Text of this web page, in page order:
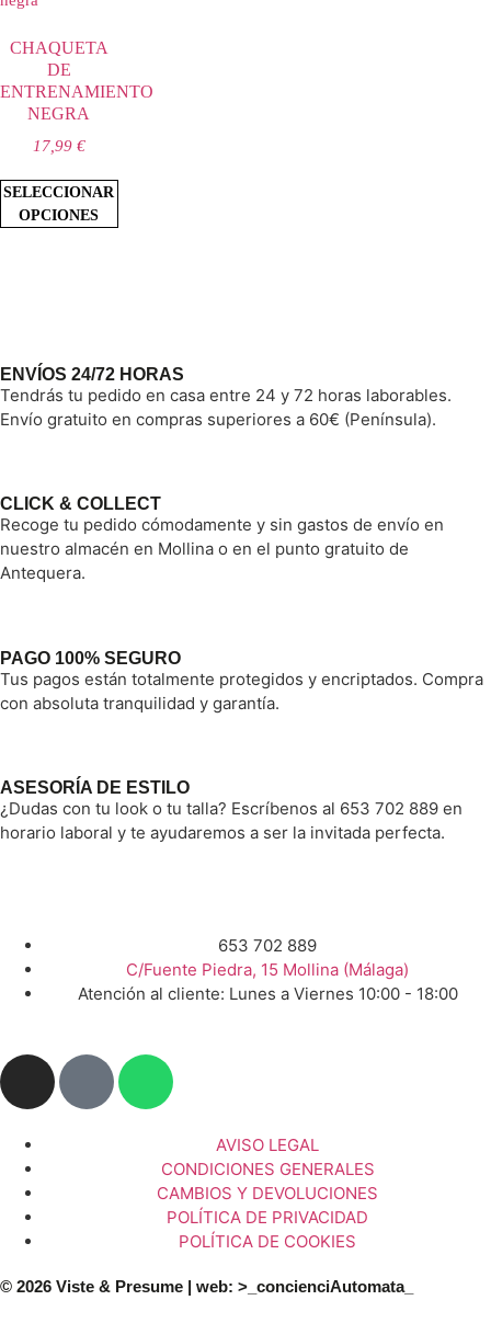
CHAQUETA
DE
ENTRENAMIENTO
NEGRA
17,99 €
SELECCIONAR
OPCIONES
ENVÍOS 24/72 HORAS
Tendrás tu pedido en casa entre 24 y 72 horas laborables.
Envío gratuito en compras superiores a 60€ (Península).
CLICK & COLLECT
Recoge tu pedido cómodamente y sin gastos de envío en
nuestro almacén en Mollina o en el punto gratuito de
Antequera.
PAGO 100% SEGURO
Tus pagos están totalmente protegidos y encriptados. Compra
con absoluta tranquilidad y garantía.
ASESORÍA DE ESTILO
¿Dudas con tu look o tu talla? Escríbenos al 653 702 889 en
horario laboral y te ayudaremos a ser la invitada perfecta.
653 702 889
C/Fuente Piedra, 15 Mollina (Málaga)
Atención al cliente: Lunes a Viernes 10:00 - 18:00
AVISO LEGAL
CONDICIONES GENERALES
CAMBIOS Y DEVOLUCIONES
POLÍTICA DE PRIVACIDAD
POLÍTICA DE COOKIES
© 2026 Viste & Presume | web: >_concienciAutomata_